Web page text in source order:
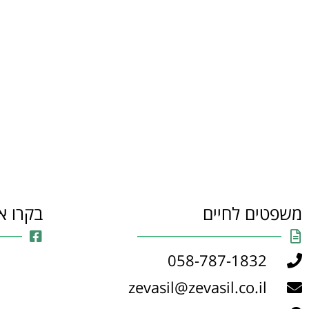
משפטים לחיים
058-787-1832
zevasil@zevasil.co.il
בקרו